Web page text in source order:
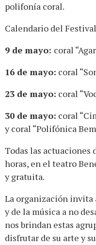
polifonía coral.
Calendario del
9 de mayo: coral
16 de mayo: coral
23 de mayo: coral
30 de mayo: coral
y coral “Polifónica
Todas las actuaciones
horas, en el teatro
y gratuita.
La organización invita
y de la música a no
nos brindan estas
disfrutar de su arte y